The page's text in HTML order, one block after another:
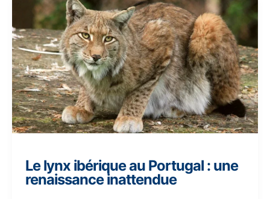
Le lynx ibérique au Portugal : une
renaissance inattendue